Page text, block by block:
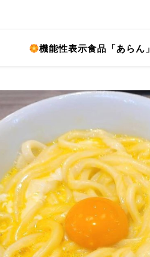
機能性表示食品「あらん」